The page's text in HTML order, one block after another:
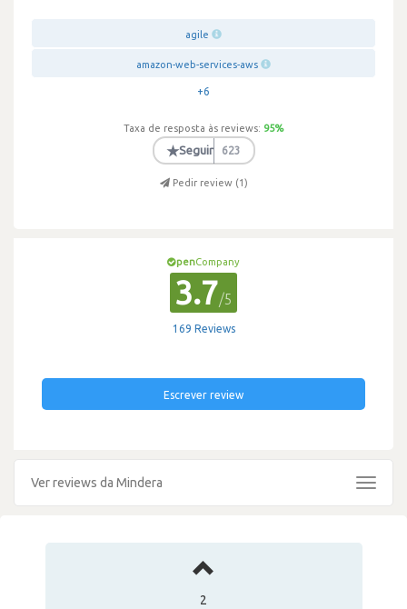
agile
amazon-web-services-aws
+6
Taxa de resposta às reviews: 95%
★Seguir 623
Pedir review (1)
penCompany
3.7/5
169 Reviews
Escrever review
Ver reviews da Mindera
Toggle
2